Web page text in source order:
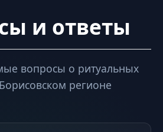
и ответы
вопросы о ритуальных
регионе